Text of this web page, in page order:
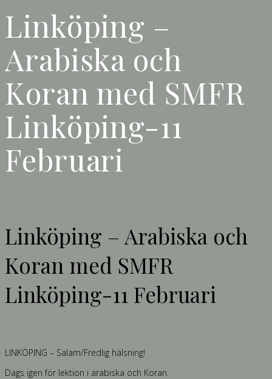
Linköping –
Arabiska och
Koran med SMFR
Linköping-11
Februari
Linköping – Arabiska och
Koran med SMFR
Linköping-11 Februari
LINKÖPING – Salam/Fredlig hälsning!
Dags igen för lektion i arabiska och Koran.